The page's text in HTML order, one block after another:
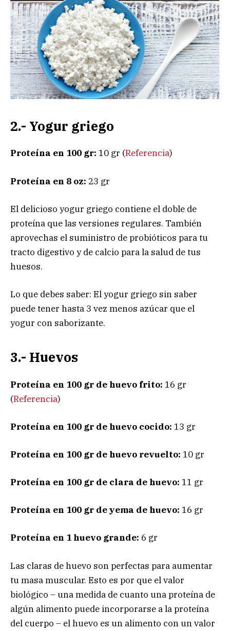
2.- Yogur griego
Proteína en 100 gr: 10 gr (Referencia)
Proteína en 8 oz: 23 gr
El delicioso yogur griego contiene el doble de
proteína que las versiones regulares. También
aprovechas el suministro de probióticos para tu
tracto digestivo y de calcio para la salud de tus
huesos.
Lo que debes saber: El yogur griego sin saber
puede tener hasta 3 vez menos azúcar que el
yogur con saborizante.
3.- Huevos
Proteína en 100 gr de huevo frito: 16 gr
(Referencia)
Proteína en 100 gr de huevo cocido: 13 gr
Proteína en 100 gr de huevo revuelto: 10 gr
Proteína en 100 gr de clara de huevo: 11 gr
Proteína en 100 gr de yema de huevo: 16 gr
Proteína en 1 huevo grande: 6 gr
Las claras de huevo son perfectas para aumentar
tu masa muscular. Esto es por que el valor
biológico – una medida de cuanto una proteína de
algún alimento puede incorporarse a la proteína
del cuerpo – el huevo es un alimento con un valor